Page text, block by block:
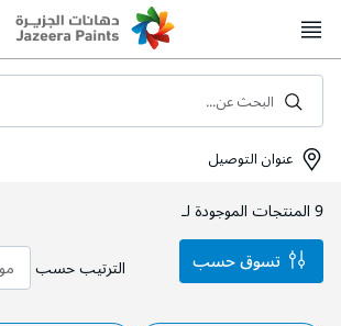
to
Content
عنوان التوصيل
البحث عن...
9المنتجات الموجودة لـ
الترتيب حسب
تسوق حسب